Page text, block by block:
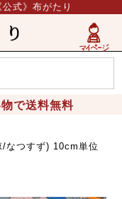
式》布がたり
で送料無料
なつすず) 10cm単位